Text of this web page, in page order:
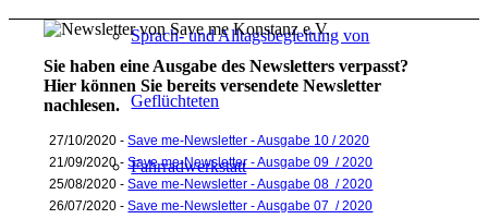
Sprach- und Alltagsbegleitung von
Geflüchteten
Fahrradwerkstatt
Sie haben eine Ausgabe des Newsletters verpasst?
Hier können Sie bereits versendete Newsletter
nachlesen.
27/10/2020 -Save me-Newsletter - Ausgabe 10 / 2020
21/09/2020 -Save me-Newsletter - Ausgabe 09 / 2020
25/08/2020 -Save me-Newsletter - Ausgabe 08 / 2020
26/07/2020 -Save me-Newsletter - Ausgabe 07 / 2020